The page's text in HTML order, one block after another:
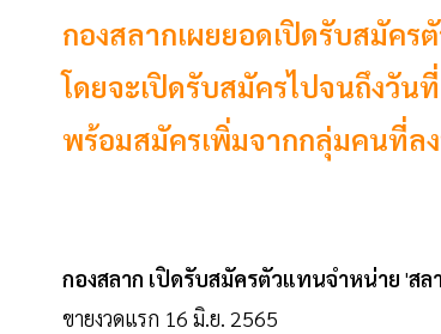
กองสลากเผยยอดเปิดรับสมัค
โดยจะเปิดรับสมัครไปจนถึงวั
พร้อมสมัครเพิ่มจากกลุ่มคนที่ล
กองสลาก เปิดรับสมัครตัวแทนจำหน่าย 'สล
ขายงวดแรก 16 มิ.ย. 2565